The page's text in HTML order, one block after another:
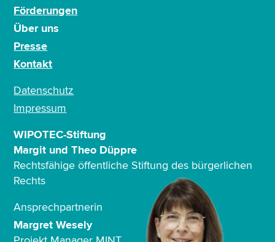
Förderungen
Über uns
Presse
Kontakt
Datenschutz
Impressum
WIPOTEC-Stiftung
Margit und Theo Düppre
Rechtsfähige öffentliche Stiftung des bürgerlichen
Rechts
Ansprechpartnerin
Margret Wesely